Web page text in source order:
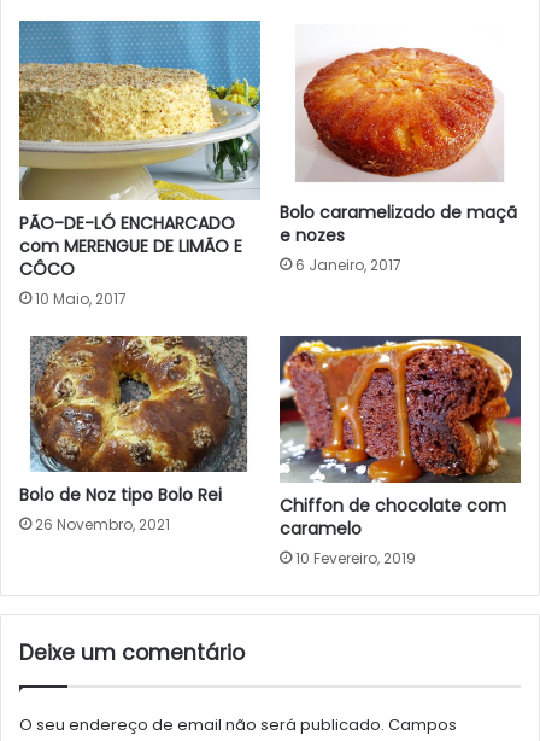
PÃO-DE-LÓ ENCHARCADO
com MERENGUE DE LIMÃO E
CÔCO
10 Maio, 2017
Bolo caramelizado de maçã
e nozes
6 Janeiro, 2017
Bolo de Noz tipo Bolo Rei
26 Novembro, 2021
Chiffon de chocolate com
caramelo
10 Fevereiro, 2019
Deixe um comentário
O seu endereço de email não será publicado. Campos